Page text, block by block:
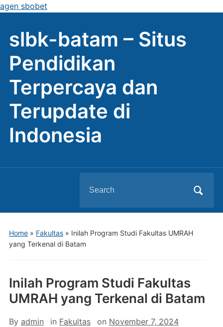
agen sbobet
slbk-batam – Situs
Pendidikan
Terpercaya dan
Terupdate di
Indonesia
for:
Home» Fakultas» Inilah Program Studi Fakultas UMRAH
yang Terkenal di Batam
Inilah Program Studi Fakultas
UMRAH yang Terkenal di Batam
By admin in Fakultas on November 7, 2024